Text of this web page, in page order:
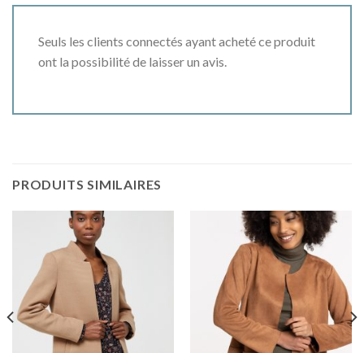
Seuls les clients connectés ayant acheté ce produit
ont la possibilité de laisser un avis.
PRODUITS SIMILAIRES